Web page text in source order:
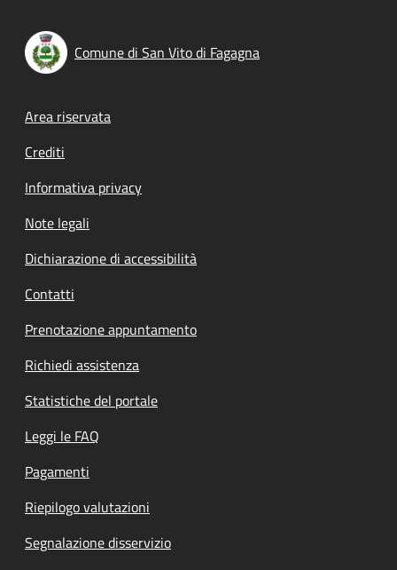
Comune di San Vito di Fagagna
Footer menu
Area riservata
Crediti
Informativa privacy
Note legali
Dichiarazione di accessibilità
Contatti
Prenotazione appuntamento
Richiedi assistenza
Statistiche del portale
Leggi le FAQ
Pagamenti
Riepilogo valutazioni
Segnalazione disservizio